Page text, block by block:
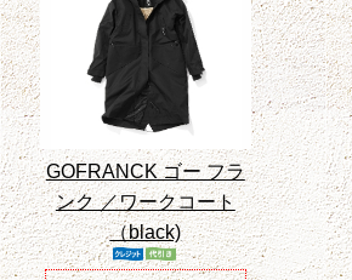
GOFRANCK ゴー フラ
ンク ／ワークコート
（black)